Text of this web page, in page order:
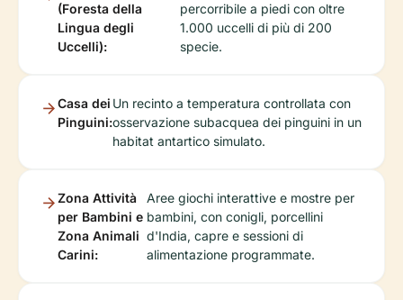
(Foresta della
Lingua degli
Uccelli):
percorribile a piedi con oltre
1.000 uccelli di più di 200
specie.
Casa dei
Pinguini:
Un recinto a temperatura controllata con
osservazione subacquea dei pinguini in un
habitat antartico simulato.
Zona Attività
per Bambini e
Zona Animali
Carini:
Aree giochi interattive e mostre per
bambini, con conigli, porcellini
d'India, capre e sessioni di
alimentazione programmate.